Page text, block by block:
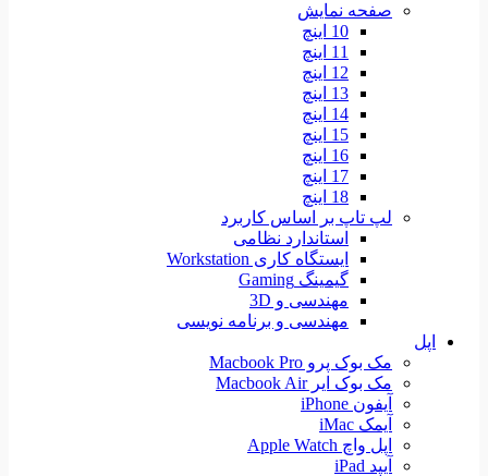
صفحه نمایش
10 اینچ
11 اینچ
12 اینچ
13 اینچ
14 اینچ
15 اینچ
16 اینچ
17 اینچ
18 اینچ
لپ تاپ بر اساس کاربرد
استاندارد نظامی
ایستگاه کاری Workstation
گیمینگ Gaming
مهندسی و 3D
مهندسی و برنامه نویسی
اپل
مک بوک پرو Macbook Pro
مک بوک ایر Macbook Air
آیفون iPhone
آیمک iMac
اپل واچ Apple Watch
آیپد iPad